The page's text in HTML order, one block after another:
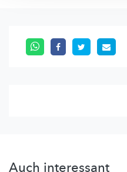
Auch interessant